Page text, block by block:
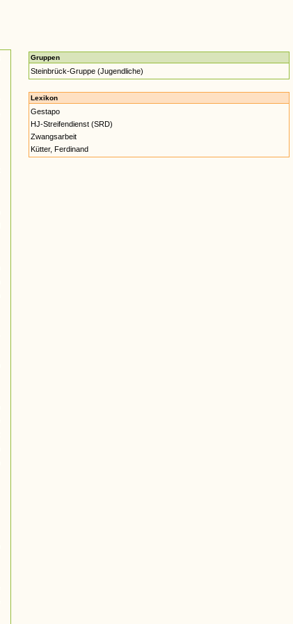
Gruppen
Steinbrück-Gruppe (Jugendliche)
Lexikon
Gestapo
HJ-Streifendienst (SRD)
Zwangsarbeit
Kütter, Ferdinand